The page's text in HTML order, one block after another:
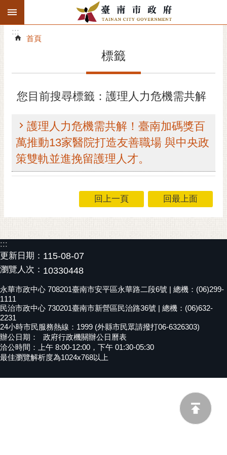
跳到主要內容區塊
搜
階
精彩府城
市府團隊
主題服務
黃
偉
哲
螢
光
花
泉
桐
花
祭
:::
:::
首頁
標籤
您目前搜尋標籤：護理人力危機需共解
護理人力危機需共解！臺南加碼獎百
萬推動13家醫院打造友善職場 與中央政
策雙軌並進挽留護理人才。
回上一頁 回最上面
:::
更新日期： 115-08-07
瀏覽人次： 10330448
永華市政中心 708201臺南市安平區永華路二段6號 | 總機：(06)299-
1111
民治市政中心 730201臺南市新營區民治路36號 | 總機：(06)632-
2231
24小時市民服務熱線：1999 (外縣市民眾請撥打06-6326303)
辦公日期：
政府行政機關辦公日曆表
洽公時間：上午 8:00-12:00，下午 01:30-05:30
最佳瀏覽解析度為1024x768以上